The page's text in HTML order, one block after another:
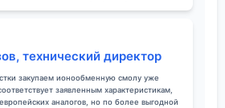
технический директор
закупаем ионообменную смолу уже
заявленным характеристикам,
аналогов, но по более выгодной